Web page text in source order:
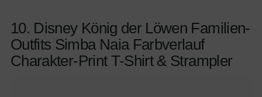
10. Disney König der Löwen Familien-
Outfits Simba Naia Farbverlauf
Charakter-Print T-Shirt & Strampler